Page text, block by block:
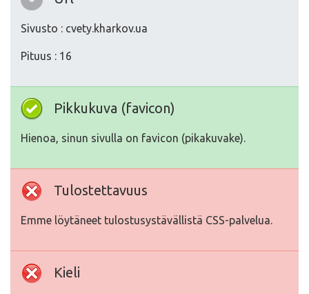
Sivusto : cvety.kharkov.ua
Pituus : 16
Pikkukuva (favicon)
Hienoa, sinun sivulla on favicon (pikakuvake).
Tulostettavuus
Emme löytäneet tulostusystävällistä CSS-palvelua.
Kieli